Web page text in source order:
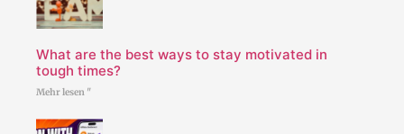
What are the best ways to stay motivated in
tough times?
Mehr lesen "